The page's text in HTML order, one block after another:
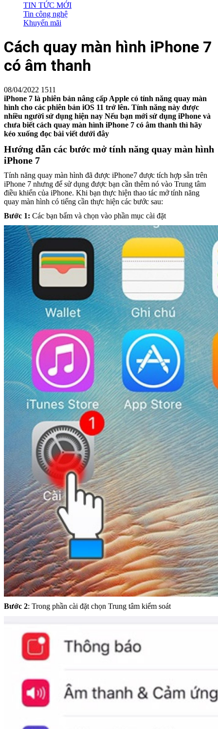
TIN TỨC MỚI
Tin công nghệ
Khuyến mãi
Cách quay màn hình iPhone 7
có âm thanh
08/04/2022 1511
iPhone 7 là phiên bản nâng cấp Apple có tính năng quay màn
hình cho các phiên bản iOS 11 trở lên. Tính năng này được
nhiều người sử dụng hiện nay Nếu bạn mới sử dụng iPhone và
chưa biết cách quay màn hình iPhone 7 có âm thanh thì hãy
kéo xuống đọc bài viết dưới đây
Hướng dẫn các bước mở tính năng quay màn hình
iPhone 7
Tính năng quay màn hình đã được iPhone7 được tích hợp sẵn trên
iPhone 7 nhưng để sử dụng được bạn cần thêm nó vào Trung tâm
điều khiển của iPhone. Khi bạn thực hiện thao tác mở tính năng
quay màn hình có tiếng cần thực hiện các bước sau:
Bước 1: Các bạn bấm và chọn vào phần mục cài đặt
Bước 2: Trong phần cài đặt chọn Trung tâm kiểm soát